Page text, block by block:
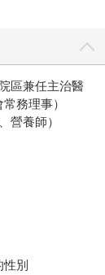
區兼任主治醫
務理事）
營養師）
別